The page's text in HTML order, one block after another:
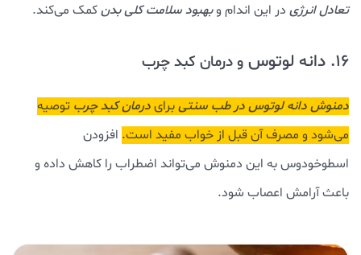
تعادل انرژی در این اندام وبهبود سلامت کلی بدنکمک می‌کند.
16. دانه لوتوس و درمان کبد چرب
دمنوش دانه لوتوس در طب سنتیبرایدرمان کبد چرب توصیه
می‌شود و مصرف آن قبل از خواب مفید است. افزودن
اسطوخودوس به این دمنوش می‌تواند اضطراب را کاهش داده و
باعث آرامش اعصاب شود.